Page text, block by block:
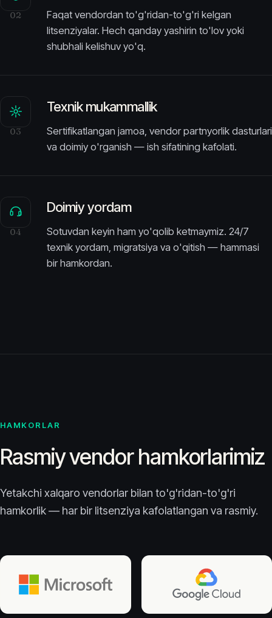
02
Faqat vendordan to'g'ridan-to'g'ri kelgan
litsenziyalar. Hech qanday yashirin to'lov yoki
shubhali kelishuv yo'q.
03
Texnik mukammallik
Sertifikatlangan jamoa, vendor partnyorlik dasturlari
va doimiy o'rganish — ish sifatining kafolati.
04
Doimiy yordam
Sotuvdan keyin ham yo'qolib ketmaymiz. 24/7
texnik yordam, migratsiya va o'qitish — hammasi
bir hamkordan.
HAMKORLAR
Rasmiy vendor hamkorlarimiz
Yetakchi xalqaro vendorlar bilan to'g'ridan-to'g'ri
hamkorlik — har bir litsenziya kafolatlangan va rasmiy.